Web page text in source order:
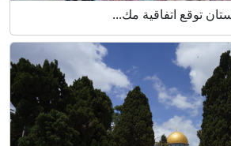
توقع اتفاقية مك...